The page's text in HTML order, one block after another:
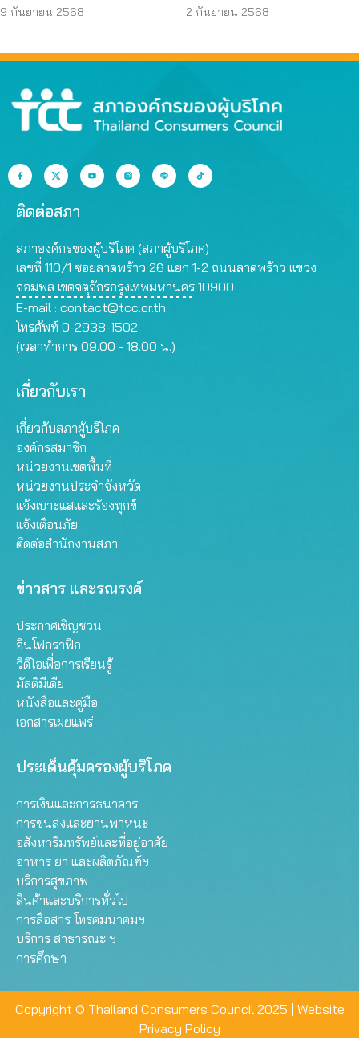
บริโภคโดนหลอกบ่อย
9 กันยายน 2568
JAPO CARE โฆษณา
2 กันยายน 2568
ติดต่อสภา
สภาองค์กรของผู้บริโภค (สภาผู้บริโภค)
เลขที่ 110/1 ซอยลาดพร้าว 26 แยก 1-2 ถนนลาดพร้าว แขวง
จอมพล เขตจตุจักรกรุงเทพมหานคร 10900
E-mail : contact@tcc.or.th
โทรศัพท์ 0-2938-1502
(เวลาทำการ 09.00 - 18.00 น.)
เกี่ยวกับเรา
เกี่ยวกับสภาผู้บริโภค
องค์กรสมาชิก
หน่วยงานเขตพื้นที่
หน่วยงานประจำจังหวัด
แจ้งเบาะแสและร้องทุกข์
แจ้งเตือนภัย
ติดต่อสำนักงานสภา
ข่าวสาร และรณรงค์
ประกาศเชิญชวน
อินโฟกราฟิก
วิดีโอเพื่อการเรียนรู้
มัลติมีเดีย
หนังสือและคู่มือ
เอกสารเผยแพร่
ประเด็นคุ้มครองผู้บริโภค
การเงินและการธนาคาร
การขนส่งและยานพาหนะ
อสังหาริมทรัพย์และที่อยู่อาศัย
อาหาร ยา และผลิตภัณฑ์ฯ
บริการสุขภาพ
สินค้าและบริการทั่วไป
การสื่อสาร โทรคมนาคมฯ
บริการ สาธารณะ ฯ
การศึกษา
Copyright © Thailand Consumers Council 2025 | Website
Privacy Policy